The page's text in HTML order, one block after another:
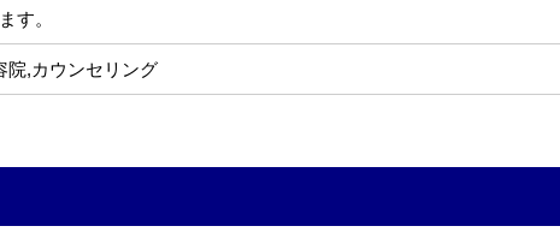
す。
院,カウンセリング